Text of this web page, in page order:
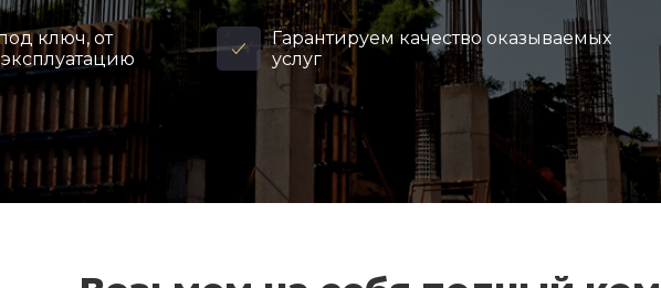
ключ, от
Гарантируем качество оказываемых
услуг